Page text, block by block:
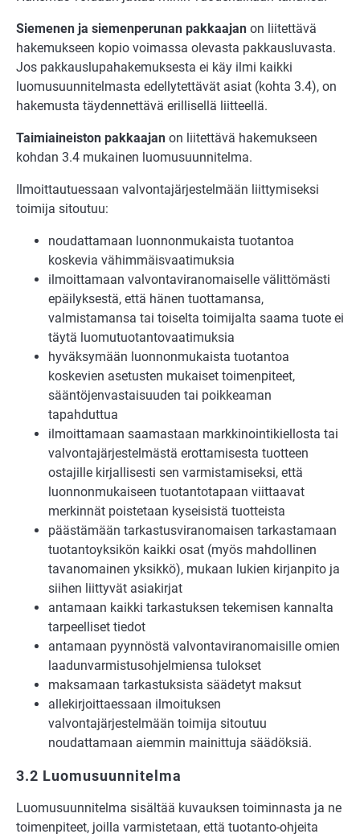
Siemenen ja siemenperunan pakkaajan on liitettävä
hakemukseen kopio voimassa olevasta pakkausluvasta.
Jos pakkauslupahakemuksesta ei käy ilmi kaikki
luomusuunnitelmasta edellytettävät asiat (kohta 3.4), on
hakemusta täydennettävä erillisellä liitteellä.
Taimiaineiston pakkaajan on liitettävä hakemukseen
kohdan 3.4 mukainen luomusuunnitelma.
Ilmoittautuessaan valvontajärjestelmään liittymiseksi
toimija sitoutuu:
noudattamaan luonnonmukaista tuotantoa
koskevia vähimmäisvaatimuksia
ilmoittamaan valvontaviranomaiselle välittömästi
epäilyksestä, että hänen tuottamansa,
valmistamansa tai toiselta toimijalta saama tuote ei
täytä luomutuotantovaatimuksia
hyväksymään luonnonmukaista tuotantoa
koskevien asetusten mukaiset toimenpiteet,
sääntöjenvastaisuuden tai poikkeaman
tapahduttua
ilmoittamaan saamastaan markkinointikiellosta tai
valvontajärjestelmästä erottamisesta tuotteen
ostajille kirjallisesti sen varmistamiseksi, että
luonnonmukaiseen tuotantotapaan viittaavat
merkinnät poistetaan kyseisistä tuotteista
päästämään tarkastusviranomaisen tarkastamaan
tuotantoyksikön kaikki osat (myös mahdollinen
tavanomainen yksikkö), mukaan lukien kirjanpito ja
siihen liittyvät asiakirjat
antamaan kaikki tarkastuksen tekemisen kannalta
tarpeelliset tiedot
antamaan pyynnöstä valvontaviranomaisille omien
laadunvarmistusohjelmiensa tulokset
maksamaan tarkastuksista säädetyt maksut
allekirjoittaessaan ilmoituksen
valvontajärjestelmään toimija sitoutuu
noudattamaan aiemmin mainittuja säädöksiä.
3.2 Luomusuunnitelma
Luomusuunnitelma sisältää kuvauksen toiminnasta ja ne
toimenpiteet, joilla varmistetaan, että tuotanto-ohjeita